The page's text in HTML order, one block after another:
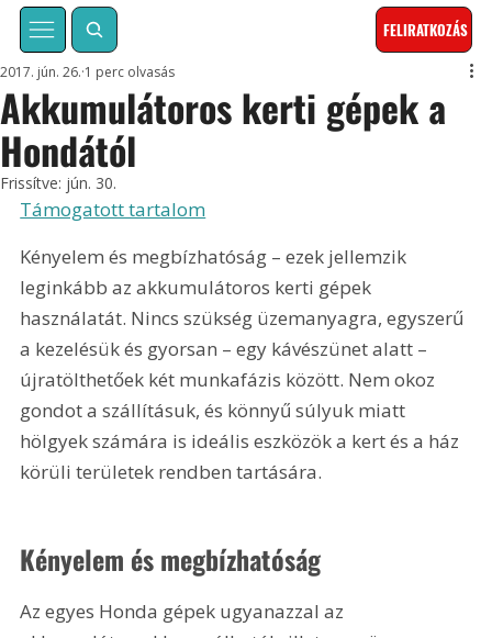
FELIRATKOZÁS
Akkumulátoros kerti gépek a
Hondától
2017. jún. 26. 1 perc olvasás
Frissítve: jún. 30.
Támogatott tartalom
Kényelem és megbízhatóság – ezek jellemzik
leginkább az akkumulátoros kerti gépek
használatát. Nincs szükség üzemanyagra, egyszerű
a kezelésük és gyorsan – egy kávészünet alatt –
újratölthetőek két munkafázis között. Nem okoz
gondot a szállításuk, és könnyű súlyuk miatt
hölgyek számára is ideális eszközök a kert és a ház
körüli területek rendben tartására.
Kényelem és megbízhatóság
Az egyes Honda gépek ugyanazzal az